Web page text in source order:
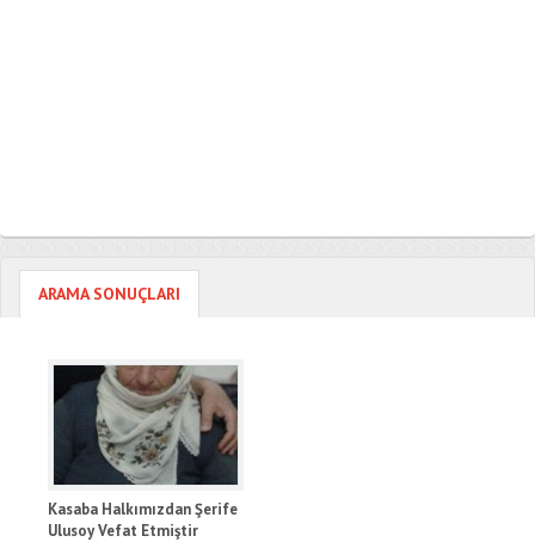
ARAMA SONUÇLARI
Kasaba Halkımızdan Şerife
Ulusoy Vefat Etmiştir